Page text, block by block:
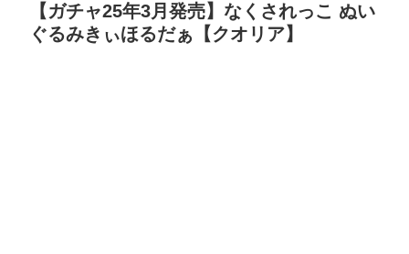
【ガチャ25年3月発売】なくされっこ ぬい
ぐるみきぃほるだぁ【クオリア】